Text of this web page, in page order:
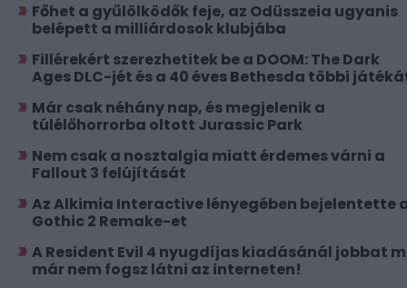
Főhet a gyűlölködők feje, az Odüsszeia ugyanis
belépett a milliárdosok klubjába
Fillérekért szerezhetitek be a DOOM: The Dark
Ages DLC-jét és a 40 éves Bethesda többi
Már csak néhány nap, és megjelenik a
túlélőhorrorba oltott Jurassic Park
Nem csak a nosztalgia miatt érdemes várni a
Fallout 3 felújítását
Az Alkimia Interactive lényegében bejelentette
Gothic 2 Remake-et
A Resident Evil 4 nyugdíjas kiadásánál jobbat
már nem fogsz látni az interneten!